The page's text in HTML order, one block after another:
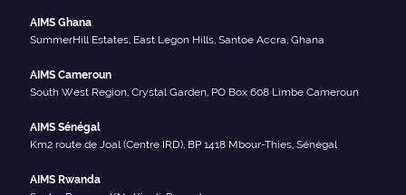
AIMS Ghana
SummerHill Estates, East Legon Hills, Santoe Accra, Ghana
AIMS Cameroun
South West Region, Crystal Garden, PO Box 608 Limbe Cameroun
AIMS Sénégal
Km2 route de Joal (Centre IRD), BP 1418 Mbour-Thies, Sénégal
AIMS Rwanda